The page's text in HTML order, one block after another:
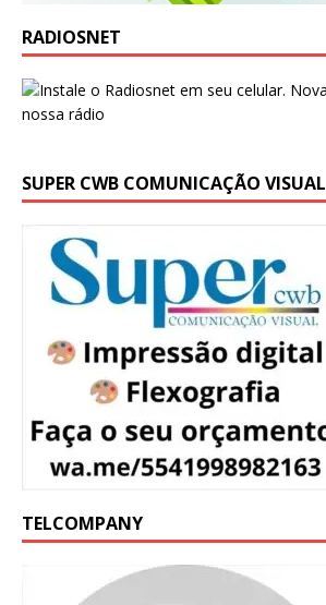
RADIOSNET
SUPER CWB COMUNICAÇÃO VISUAL
TELCOMPANY